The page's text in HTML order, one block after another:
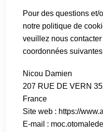
Pour des questions et/
notre politique de
veuillez nous
coordonnées suivantes
Nicou Damien
207 RUE DE VERN
France
Site web : https://
E-mail :